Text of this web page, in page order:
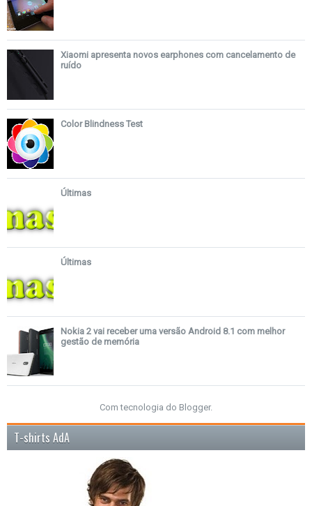
Xiaomi apresenta novos earphones com cancelamento de
ruído
Color Blindness Test
Últimas
Últimas
Nokia 2 vai receber uma versão Android 8.1 com melhor
gestão de memória
Com tecnologia do Blogger.
T-shirts AdA